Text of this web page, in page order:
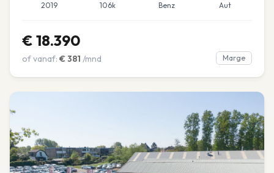
2019 106k Benz Aut
€ 18.390
of vanaf: € 381 /mnd Marge